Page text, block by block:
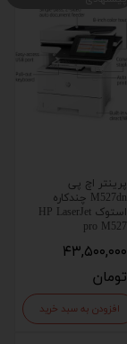
پرینتر اچ پی
M527dn چندکاره
استوک HP LaserJet
pro M527
۴۳,۵۰۰,۰۰۰
تومان
افزودن به سبد خرید